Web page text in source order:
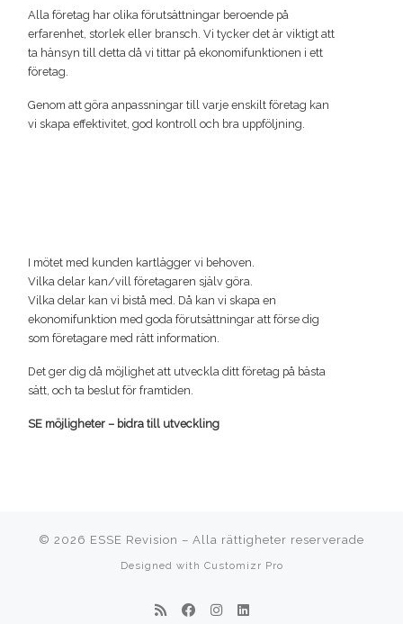
Alla företag har olika förutsättningar beroende på
erfarenhet, storlek eller bransch. Vi tycker det är viktigt att
ta hänsyn till detta då vi tittar på ekonomifunktionen i ett
företag.
Genom att göra anpassningar till varje enskilt företag kan
vi skapa effektivitet, god kontroll och bra uppföljning.
I mötet med kunden kartlägger vi behoven.
Vilka delar kan/vill företagaren själv göra.
Vilka delar kan vi bistå med. Då kan vi skapa en
ekonomifunktion med goda förutsättningar att förse dig
som företagare med rätt information.
Det ger dig då möjlighet att utveckla ditt företag på bästa
sätt, och ta beslut för framtiden.
SE möjligheter – bidra till utveckling
© 2026 ESSE Revision – Alla rättigheter reserverade
Designed with Customizr Pro